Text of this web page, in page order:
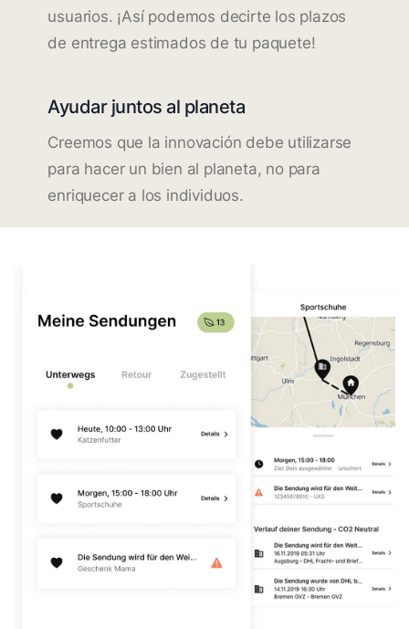
usuarios. ¡Así podemos decirte los plazos
de entrega estimados de tu paquete!
Ayudar juntos al planeta
Creemos que la innovación debe utilizarse
para hacer un bien al planeta, no para
enriquecer a los individuos.